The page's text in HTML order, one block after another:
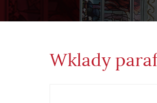
Wklady